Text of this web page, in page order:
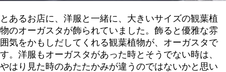
とあるお店に、洋服と一緒に、大きいサイズの観葉植
物のオーガスタが飾られていました。飾ると優雅な雰
囲気をかもしだしてくれる観葉植物が、オーガスタで
す。洋服もオーガスタがあった時とそうでない時は、
やはり見た時のあたたかみが違うのではないかと思い